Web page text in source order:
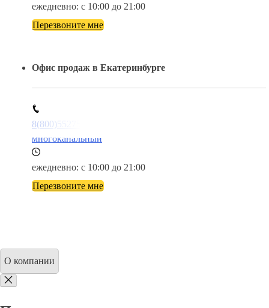
ежедневно: с 10:00 до 21:00
Перезвоните мне
Офис продаж в Екатеринбурге
8(800)5527584
многоканальный
ежедневно: с 10:00 до 21:00
Перезвоните мне
О компании